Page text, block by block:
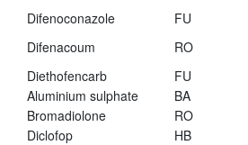
Difenoconazole
FU
Difenacoum
RO
Diethofencarb
FU
Aluminium sulphate
BA
Bromadiolone
RO
Diclofop
HB